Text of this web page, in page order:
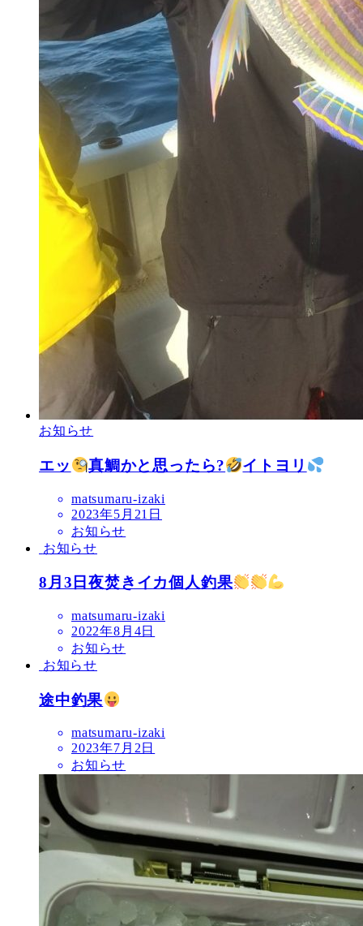
お知らせ
エッ 真鯛かと思ったら? イトヨリ
matsumaru-izaki
2023年5月21日
お知らせ
お知らせ
8月3日夜焚きイカ個人釣果
matsumaru-izaki
2022年8月4日
お知らせ
お知らせ
途中釣果
matsumaru-izaki
2023年7月2日
お知らせ